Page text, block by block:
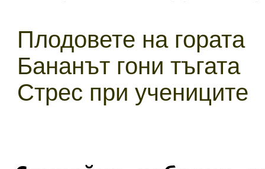
Плодовете на гората
Бананът гони тъгата
Стрес при учениците